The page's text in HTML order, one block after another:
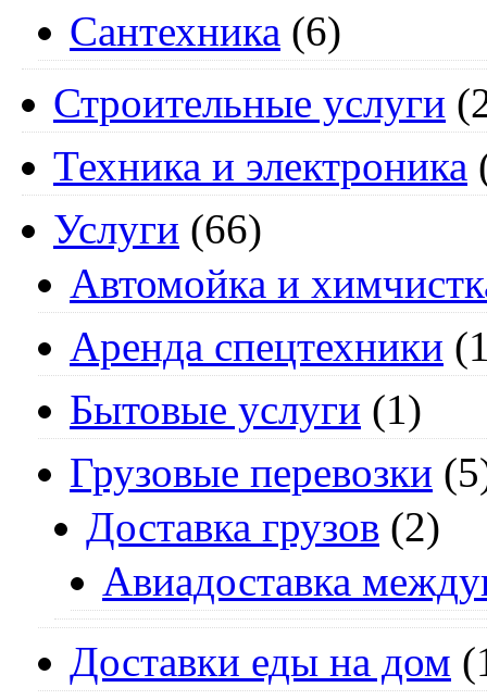
Сантехника (6)
Строительные услуги
Техника и электроника
Услуги (66)
Автомойка и
Аренда спецтехники
Бытовые услуги (1)
Грузовые перевозки
Доставка грузов (2)
Авиадоставка
Доставки еды на дом